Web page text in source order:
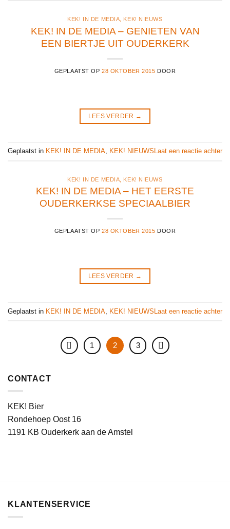
KEK! IN DE MEDIA KEK! NIEUWS
KEK! IN DE MEDIA – GENIETEN VAN
EEN BIERTJE UIT OUDERKERK
GEPLAATST OP28 OKTOBER 2015 DOOR
LEES VERDER →
Geplaatst in KEK! IN DE MEDIA KEK! NIEUWS Laat een reactie achter
KEK! IN DE MEDIA KEK! NIEUWS
KEK! IN DE MEDIA – HET EERSTE
OUDERKERKSE SPECIAALBIER
GEPLAATST OP28 OKTOBER 2015 DOOR
LEES VERDER →
Geplaatst in KEK! IN DE MEDIA KEK! NIEUWSLaat een reactie achter
1 2 3
CONTACT
KEK! Bier
Rondehoep Oost 16
1191 KB Ouderkerk aan de Amstel
KLANTENSERVICE